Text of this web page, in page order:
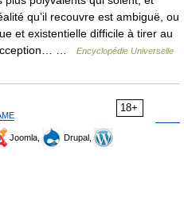
qu’il recouvre est ambiguë, ou
et existentielle difficile à tirer au
…
Encyclopédie Universelle
18+
Joomla,
Drupal,